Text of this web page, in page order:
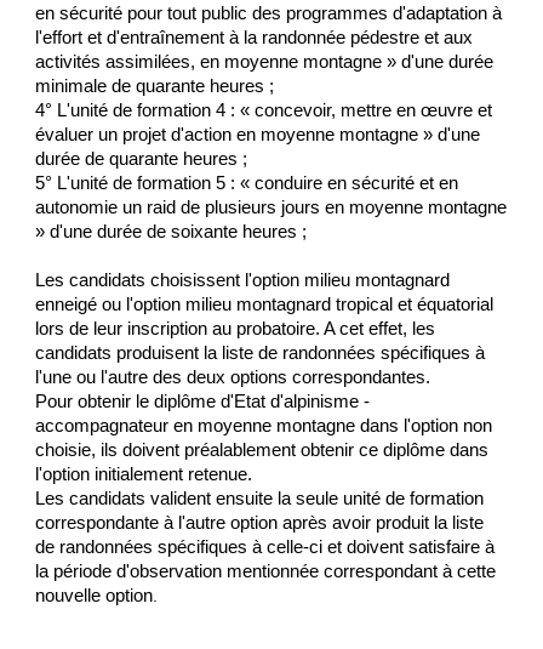
en sécurité pour tout public des programmes d'adaptation à
l'effort et d'entraînement à la randonnée pédestre et aux
activités assimilées, en moyenne montagne » d'une durée
minimale de quarante heures ;
4° L'unité de formation 4 : « concevoir, mettre en œuvre et
évaluer un projet d'action en moyenne montagne » d'une
durée de quarante heures ;
5° L'unité de formation 5 : « conduire en sécurité et en
autonomie un raid de plusieurs jours en moyenne montagne
» d'une durée de soixante heures ;
Les candidats choisissent l'option milieu montagnard
enneigé ou l'option milieu montagnard tropical et équatorial
lors de leur inscription au probatoire. A cet effet, les
candidats produisent la liste de randonnées spécifiques à
l'une ou l'autre des deux options correspondantes.
Pour obtenir le diplôme d'Etat d'alpinisme -
accompagnateur en moyenne montagne dans l'option non
choisie, ils doivent préalablement obtenir ce diplôme dans
l'option initialement retenue.
Les candidats valident ensuite la seule unité de formation
correspondante à l'autre option après avoir produit la liste
de randonnées spécifiques à celle-ci et doivent satisfaire à
la période d'observation mentionnée correspondant à cette
nouvelle option